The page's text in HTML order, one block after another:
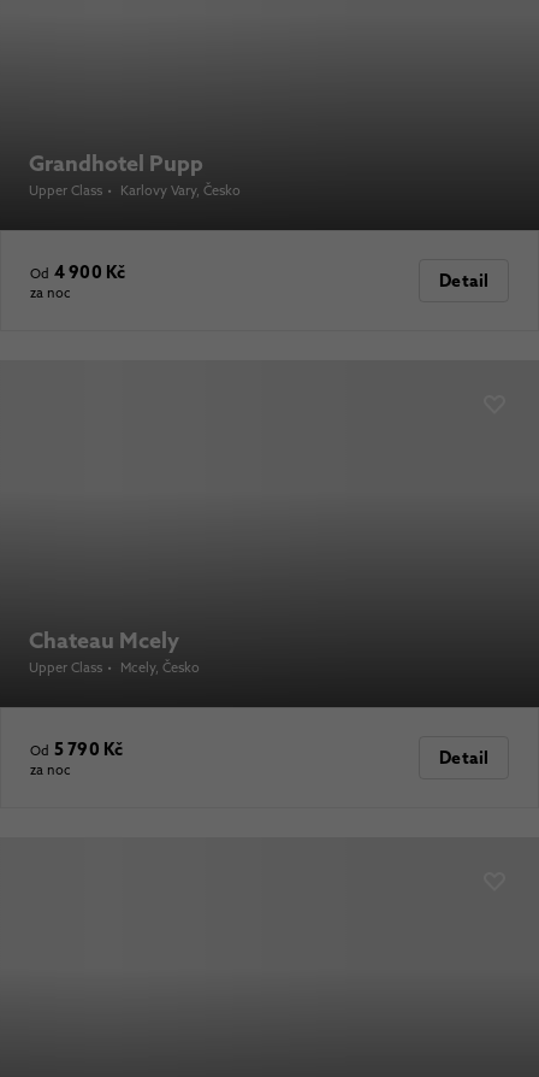
Grandhotel Pupp
Upper Class • Karlovy Vary, Česko
Od 4 900 Kč
za noc
Detail
Chateau Mcely
Upper Class • Mcely, Česko
Od 5 790 Kč
za noc
Detail